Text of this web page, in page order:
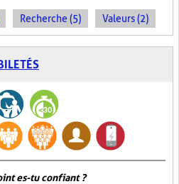
Recherche (5) Valeurs (2)
es-tu confiant ?